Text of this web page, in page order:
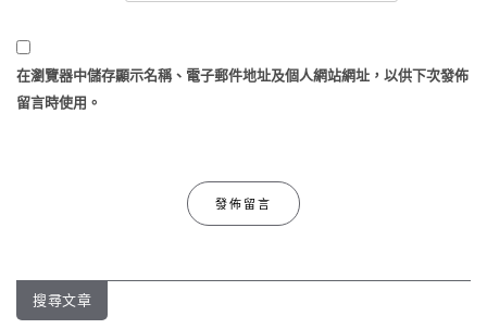
在瀏覽器中儲存顯示名稱、電子郵件地址及個人網站網址，以供下次發佈
留言時使用。
搜尋文章